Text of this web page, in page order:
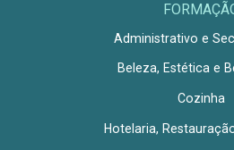
Administrativo e
Beleza, Estética e
Cozinha
Hotelaria,